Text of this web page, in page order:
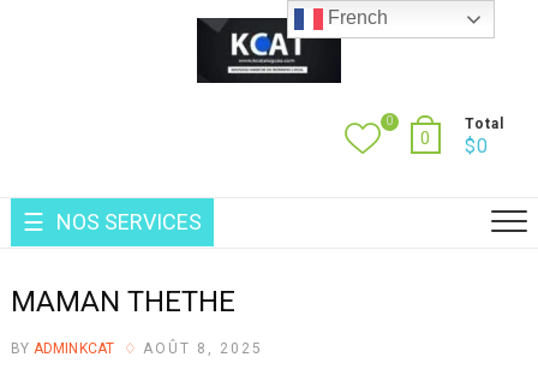
0
0
Total
$0
NOS SERVICES
MAMAN THETHE
BY ADMINKCAT AOÛT 8, 2025
French